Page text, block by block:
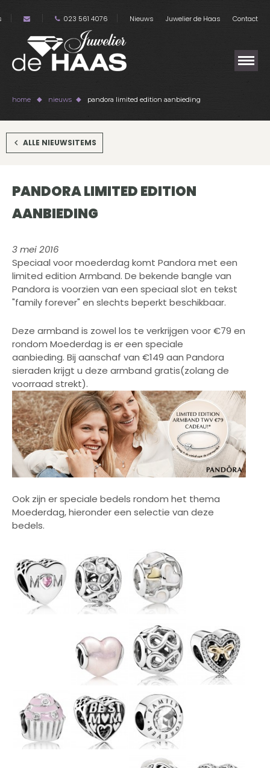
023 561 4076 Nieuws Juwelier de Haas Contact
home nieuws pandora limited edition aanbieding
ALLE NIEUWSITEMS
PANDORA LIMITED EDITION
AANBIEDING
3 mei 2016
Speciaal voor moederdag komt Pandora met een
limited edition Armband. De bekende bangle van
Pandora is voorzien van een speciaal slot en tekst
"family forever" en slechts beperkt beschikbaar.
Deze armband is zowel los te verkrijgen voor €79 en
rondom Moederdag is er een speciale
aanbieding. Bij aanschaf van €149 aan Pandora
sieraden krijgt u deze armband gratis(zolang de
voorraad strekt).
Ook zijn er speciale bedels rondom het thema
Moederdag, hieronder een selectie van deze
bedels.